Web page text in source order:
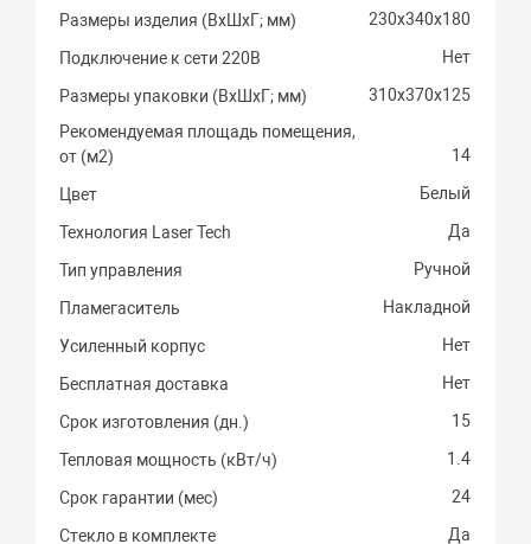
Размеры изделия (ВхШхГ; мм) 230x340x180
Подключение к сети 220В Нет
Размеры упаковки (ВхШхГ; мм)
310х370х125
Рекомендуемая площадь помещения,
от (м2)
14
Цвет Белый
Технология Laser Tech Да
Тип управления Ручной
Пламегаситель Накладной
Усиленный корпус Нет
Бесплатная доставка Нет
Срок изготовления (дн.) 15
Тепловая мощность (кВт/ч) 1.4
Срок гарантии (мес) 24
Стекло в комплекте Да